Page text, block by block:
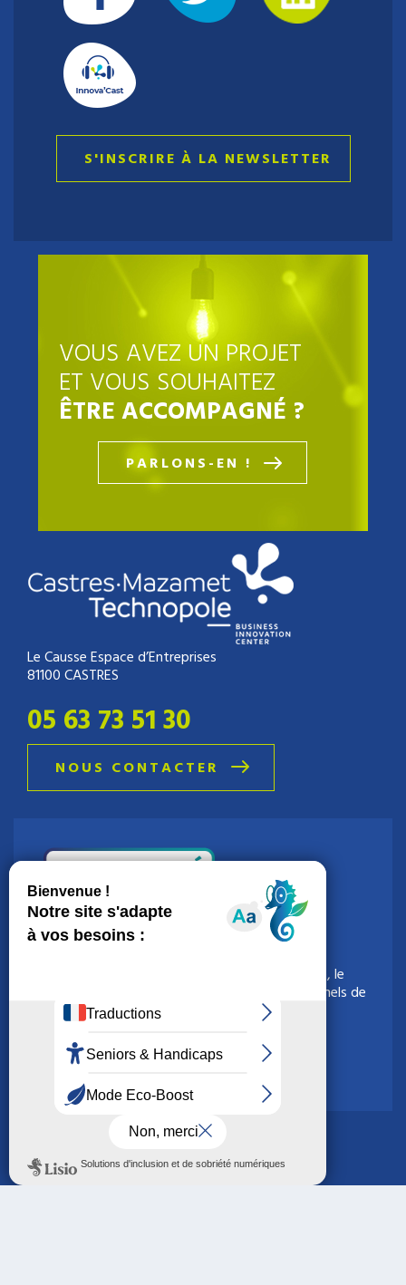
S'INSCRIRE À LA NEWSLETTER
VOUS AVEZ UN PROJET
ET VOUS SOUHAITEZ
ÊTRE ACCOMPAGNÉ ?
PARLONS-EN !
Le Causse Espace d’Entreprises
81100 CASTRES
05 63 73 51 30
NOUS CONTACTER
La Technopole organise l’université de la e-santé, le
rendez-vous incontournable pour les professionnels de
la e-santé.
> Accéder au site de l’évènement
> Accéder à la WebTV
> Accéder à la chaîne de podcast